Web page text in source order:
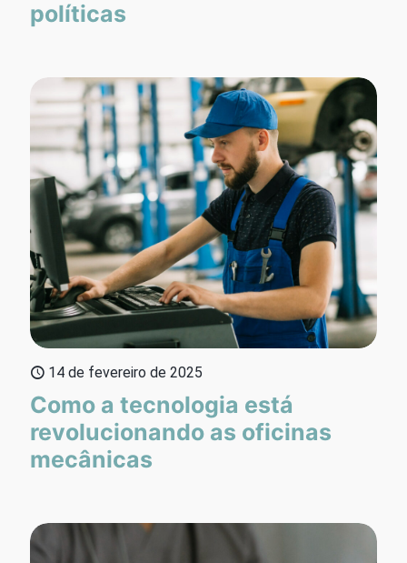
políticas
14 de fevereiro de 2025
Como a tecnologia está
revolucionando as oficinas
mecânicas